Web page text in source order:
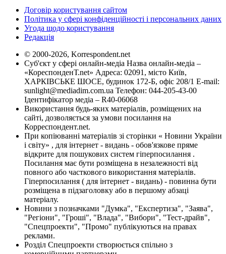
Договір користування сайтом
Політика у сфері конфіденційності і персональних даних
Угода щодо користування
Редакція
© 2000-2026, Korrespondent.net
Суб'єкт у сфері онлайн-медіа Назва онлайн-медіа –
«КореспонденТ.net» Адреса: 02091, місто Київ,
ХАРКІВСЬКЕ ШОСЕ, будинок 172-Б, офіс 208/1 E-mail:
sunlight@mediadim.com.ua Телефон: 044-205-43-00
Ідентифікатор медіа – R40-06068
Використання будь-яких матеріалів, розміщених на
сайті, дозволяється за умови посилання на
Корреспондент.net.
При копіюванні матеріалів зі сторінки « Новини України
і світу» , для інтернет - видань - обов'язкове пряме
відкрите для пошукових систем гіперпосилання .
Посилання має бути розміщена в незалежності від
повного або часткового використання матеріалів.
Гіперпосилання ( для інтернет - видань) - повинна бути
розміщена в підзаголовку або в першому абзаці
матеріалу.
Новини з позначками "Думка", "Експертиза", "Заява",
"Регіони", "Гроші", "Влада", "Вибори", "Тест-драйв",
"Спецпроекти", "Промо" публікуються на правах
реклами.
Розділ Спецпроекти створюється спільно з